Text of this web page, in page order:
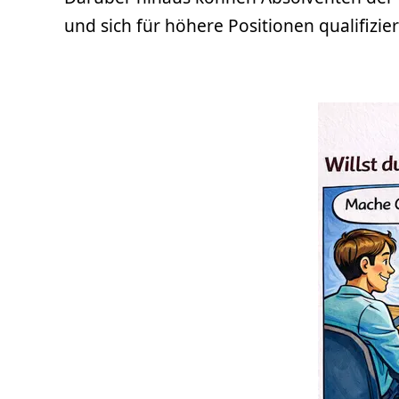
und sich für höhere Positionen